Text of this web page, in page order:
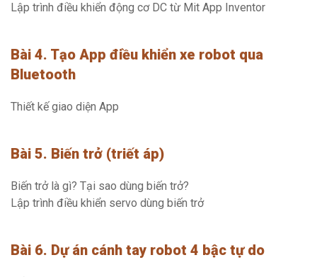
Lập trình điều khiển động cơ DC từ Mit App Inventor
Bài 4. Tạo App điều khiển xe robot qua
Bluetooth
Thiết kế giao diện App
Bài 5. Biến trở (triết áp)
Biến trở là gì? Tại sao dùng biến trở?
Lập trình điều khiển servo dùng biến trở
Bài 6. Dự án cánh tay robot 4 bậc tự do